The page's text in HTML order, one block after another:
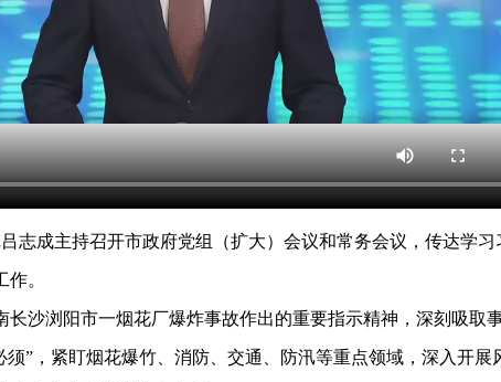
成主持召开市政府党组（扩大）会议和常务会议，传达学习
。
浏阳市一烟花厂爆炸事故作出的重要指示精神，深刻吸取
”，紧盯烟花爆竹、消防、交通、防汛等重点领域，深入开